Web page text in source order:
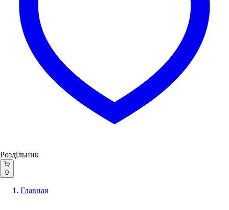
Роздільник
0
Главная